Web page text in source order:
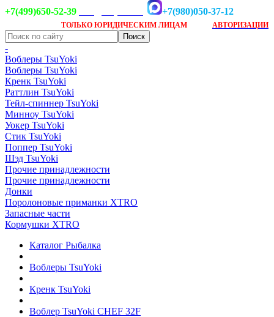
+7(499)650-52-39
+7(980)050-37-12
ТОЛЬКО ЮРИДИЧЕСКИМ ЛИЦАМ АВТОРИЗАЦИИ
-
Воблеры TsuYoki
Воблеры TsuYoki
Кренк TsuYoki
Раттлин TsuYoki
Тейл-спиннер TsuYoki
Минноу TsuYoki
Уокер TsuYoki
Стик TsuYoki
Поппер TsuYoki
Шэд TsuYoki
Прочие принадлежности
Прочие принадлежности
Донки
Поролоновые приманки XTRO
Запасные части
Кормушки XTRO
Каталог Рыбалка
Воблеры TsuYoki
Кренк TsuYoki
Воблер TsuYoki CHEF 32F